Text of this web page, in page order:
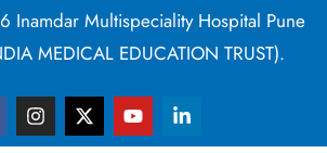
Multispeciality Hospital Pune
MEDICAL EDUCATION TRUST).
I
n
s
X
-
t
Y
o
u
L
i
n